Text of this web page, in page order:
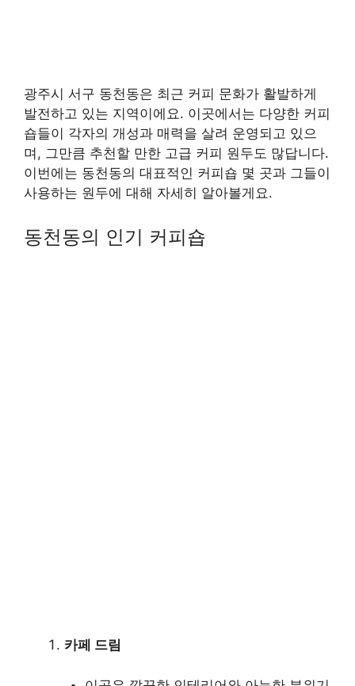
광주시 서구 동천동은 최근 커피 문화가 활발하게
발전하고 있는 지역이에요. 이곳에서는 다양한 커피
숍들이 각자의 개성과 매력을 살려 운영되고 있으
며, 그만큼 추천할 만한 고급 커피 원두도 많답니다.
이번에는 동천동의 대표적인 커피숍 몇 곳과 그들이
사용하는 원두에 대해 자세히 알아볼게요.
동천동의 인기 커피숍
카페 드림